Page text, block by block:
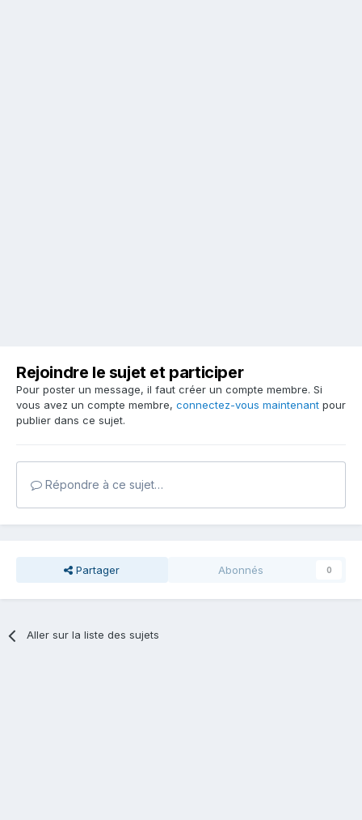
Rejoindre le sujet et participer
Pour poster un message, il faut créer un compte membre. Si
vous avez un compte membre, connectez-vous maintenant pour
publier dans ce sujet.
Répondre à ce sujet…
Partager Abonnés 0
Aller sur la liste des sujets